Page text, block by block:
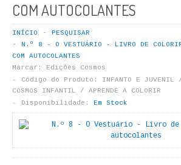
COLEÇÃO APRENDE A COLORIR
LIVROS DE PINTAR
INFANTO - JUVENIL
ANTROPOLOGIA E SOCIOLOGIA
COM AUTOCOLANTES
INÍCIO
PESQUISAR
N.º 8 - O VESTUÁRIO - LIVRO DE
COM AUTOCOLANTES
Marcar:
Edições Cosmos
Código do Produto:
INFANTO E JUVENIL
COSMOS INFANTIL / APRENDE A COLORIR
Disponibilidade:
Em Stock